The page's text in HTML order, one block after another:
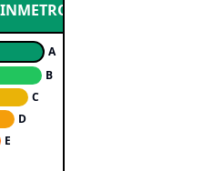
INMETRO
A
B
C
D
E